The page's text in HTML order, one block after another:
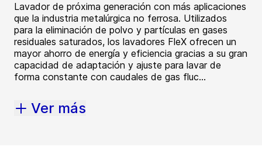
Lavador de próxima generación con más aplicaciones
que la industria metalúrgica no ferrosa. Utilizados
para la eliminación de polvo y partículas en gases
residuales saturados, los lavadores FleX ofrecen un
mayor ahorro de energía y eficiencia gracias a su gran
capacidad de adaptación y ajuste para lavar de
forma constante con caudales de gas fluc...
Ver más